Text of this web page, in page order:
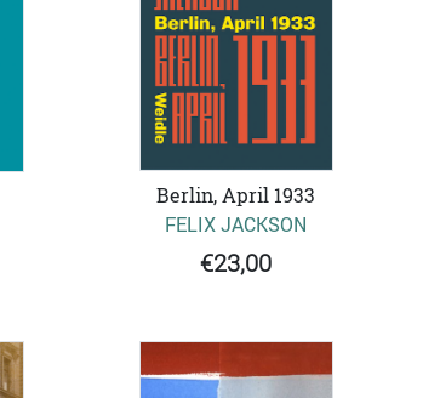
Berlin, April 1933
FELIX JACKSON
€23,00